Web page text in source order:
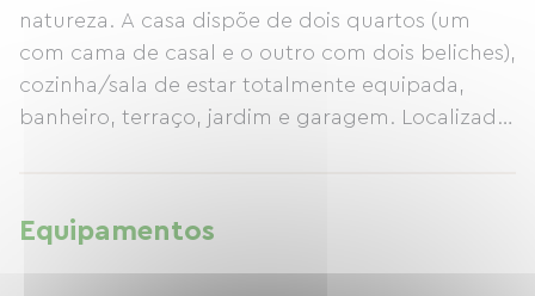
natureza. A casa dispõe de dois quartos (um
com cama de casal e o outro com dois beliches),
cozinha/sala de estar totalmente equipada,
banheiro, terraço, jardim e garagem. Localizada
oferecendo oportunidades para nadar, andar de
pedalinho, pescar e muito mais, também fica na
rota de ciclovias PLM (parte de uma rede de 180
Equipamentos